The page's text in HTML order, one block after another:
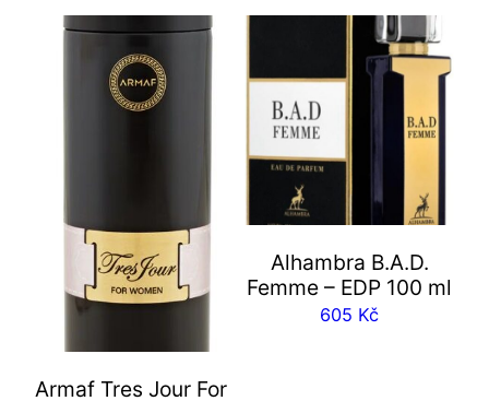
Armaf Tres Jour For
Alhambra B.A.D.
Femme – EDP 100 ml
605 Kč